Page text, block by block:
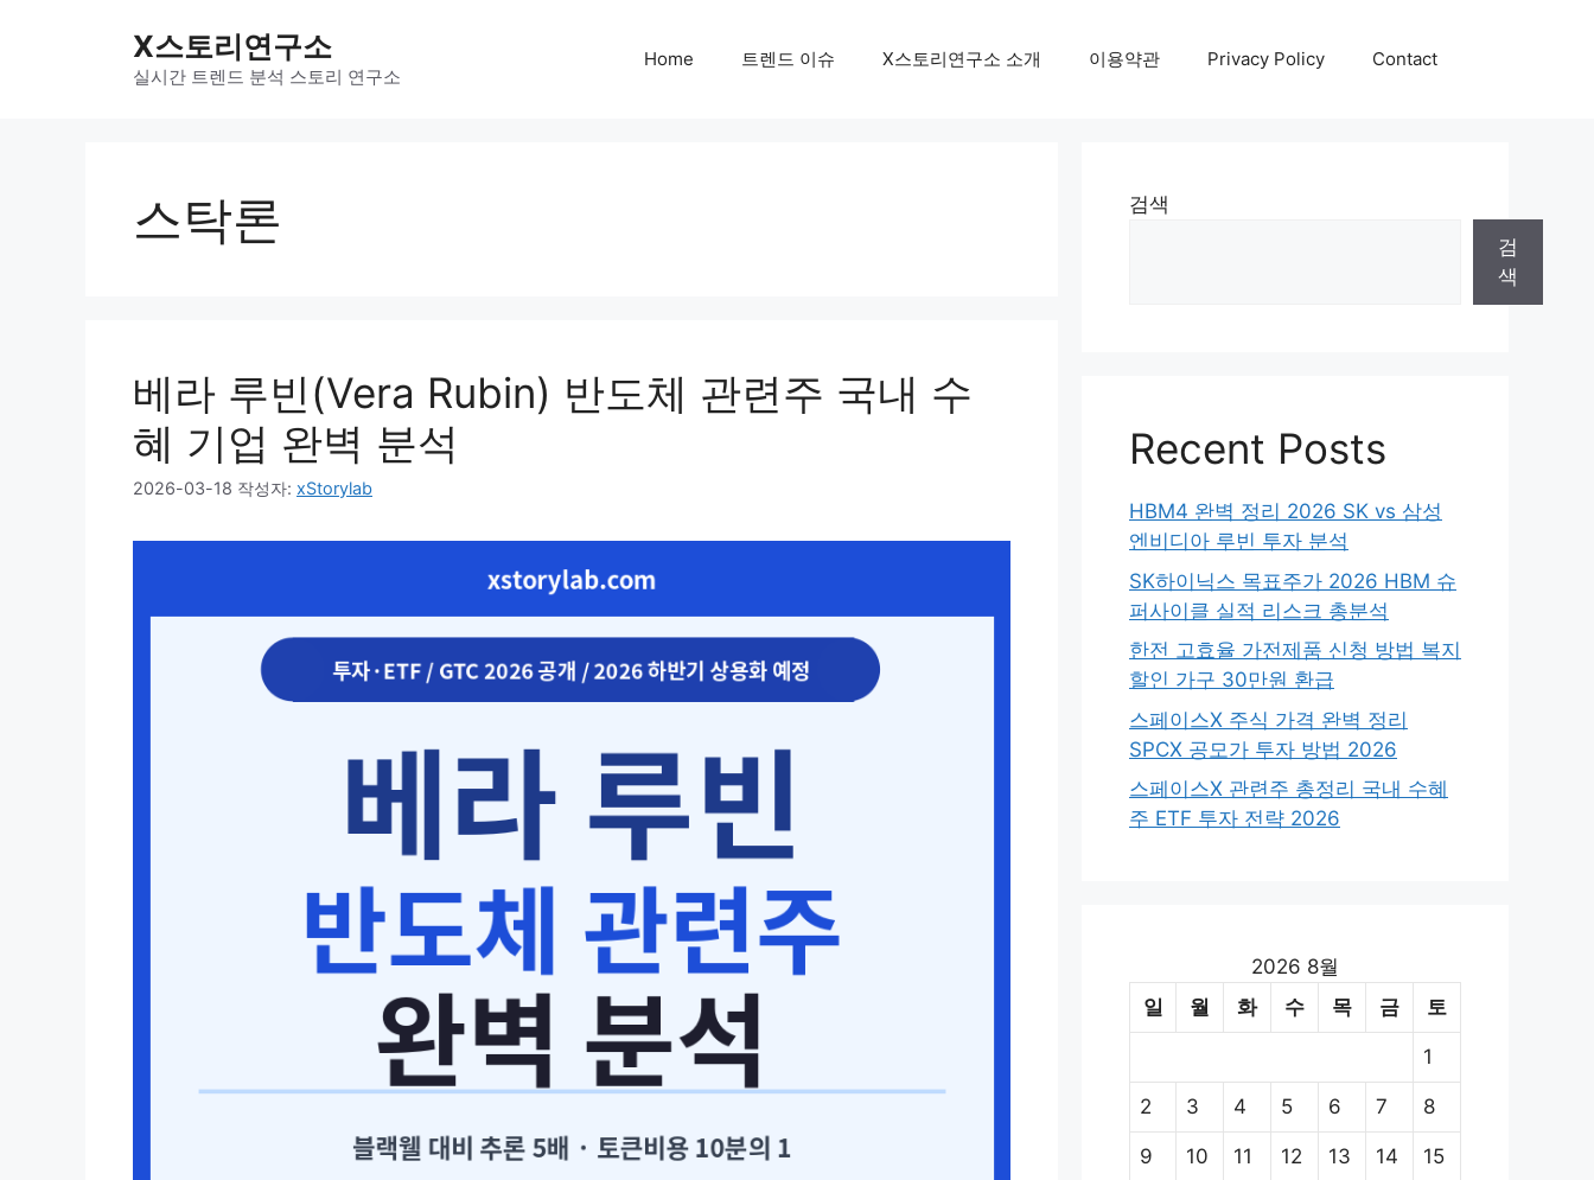
X스토리연구소
실시간 트렌드 분석 스토리 연구소
Home 트렌드 이슈 X스토리연구소 소개 이용약관 Privacy Policy Contact
스탁론
베라 루빈(Vera Rubin) 반도체 관련주 국내 수
혜 기업 완벽 분석
2026-03-18 작성자: xStorylab
검색
검
색
Recent Posts
HBM4 완벽 정리 2026 SK vs 삼성
엔비디아 루빈 투자 분석
SK하이닉스 목표주가 2026 HBM 슈
퍼사이클 실적 리스크 총분석
한전 고효율 가전제품 신청 방법 복지
할인 가구 30만원 환급
스페이스X 주식 가격 완벽 정리
SPCX 공모가 투자 방법 2026
스페이스X 관련주 총정리 국내 수혜
주 ETF 투자 전략 2026
2026 8월
일
월 화 수 목 금 토
1
2 3 4 5 6 7 8
9 10 11 12 13 14 15